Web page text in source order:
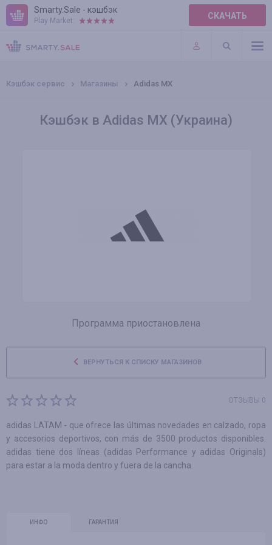
Smarty.Sale - кэшбэк
Play Market: СКАЧАТЬ
ПРАВИЛА
ПЛАГИНЫ
Кэшбэк сервис Магазины Adidas MX
Кэшбэк в Adidas MX (Украина)
Программа приостановлена
ВЕРНУТЬСЯ К СПИСКУ МАГАЗИНОВ
ОТЗЫВЫ 0
adidas LATAM - que ofrece las últimas novedades en calzado, ropa
y accesorios deportivos, con más de 3500 productos disponibles.
adidas tiene dos líneas (adidas Performance y adidas Originals)
para estar a la moda dentro y fuera de la cancha.
ИНФО ГАРАНТИЯ